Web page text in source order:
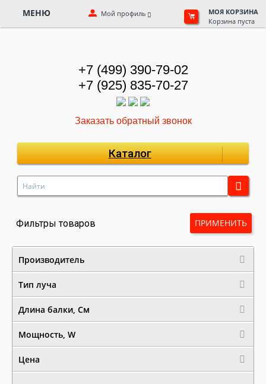
МЕНЮ Мой профиль
МОЯ КОРЗИНА
Корзина пуста
+7 (499) 390-79-02
+7 (925) 835-70-27
Заказать обратный звонок
Каталог
Фильтры товаров
Производитель
Тип луча
Длина балки, См
Мощность, W
Цена
ПРИМЕНИТЬ